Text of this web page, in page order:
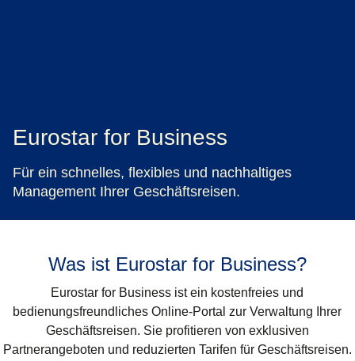
Eurostar for Business
Für ein schnelles, flexibles und nachhaltiges
Management Ihrer Geschäftsreisen.
Was ist Eurostar for Business?
Eurostar for Business ist ein kostenfreies und
bedienungsfreundliches Online-Portal zur Verwaltung Ihrer
Geschäftsreisen. Sie profitieren von exklusiven
Partnerangeboten und reduzierten Tarifen für Geschäftsreisen.